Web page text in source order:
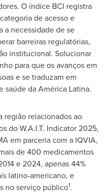
O índice BCI registra
de acesso e
a necessidade de se
barreiras regulatórias,
institucional. Solucionar
para que os avanços em
e se traduzam em
saúde da América Latina.
região relacionados ao
do W.A.I.T. Indicator 2025,
em parceria com a IQVIA,
de 400 medicamentos
e 2024, apenas 44%
latino-americano, e
no serviço público1.